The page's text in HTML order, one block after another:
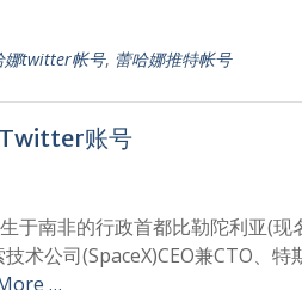
娜twitter帐号, 蕾哈娜推特帐号
账号
于南非的行政首都比勒陀利亚(
术公司(SpaceX)CEO兼CTO、
…